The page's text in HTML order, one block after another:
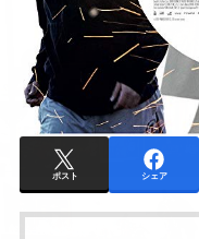
ポスト シェア